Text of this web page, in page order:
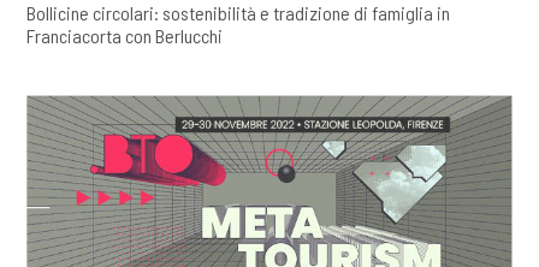
Bollicine circolari: sostenibilità e tradizione di famiglia in
Franciacorta con Berlucchi